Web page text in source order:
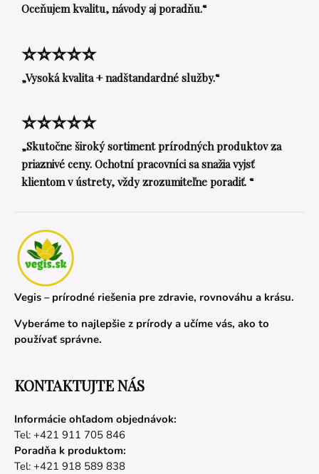
Oceňujem kvalitu, návody aj poradňu.“
⭐⭐⭐⭐⭐
„Vysoká kvalita + nadštandardné služby.“
⭐⭐⭐⭐⭐
„Skutočne široký sortiment prírodných produktov za
priaznivé ceny. Ochotní pracovníci sa snažia vyjsť
klientom v ústrety, vždy zrozumiteľne poradiť. “
Vegis – prírodné riešenia pre zdravie, rovnováhu a krásu.
Vyberáme to najlepšie z prírody a učíme vás, ako to
používať správne.
KONTAKTUJTE NÁS
Informácie ohľadom objednávok:
Tel: +421 911 705 846
Poradňa k produktom:
Tel: +421 918 589 838